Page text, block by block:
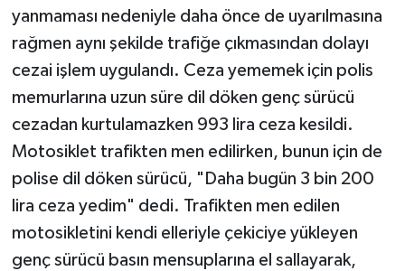
yanmaması nedeniyle daha önce de uyarılmasına
rağmen aynı şekilde trafiğe çıkmasından dolayı
cezai işlem uygulandı. Ceza yememek için polis
memurlarına uzun süre dil döken genç sürücü
cezadan kurtulamazken 993 lira ceza kesildi.
Motosiklet trafikten men edilirken, bunun için de
polise dil döken sürücü, "Daha bugün 3 bin 200
lira ceza yedim" dedi. Trafikten men edilen
motosikletini kendi elleriyle çekiciye yükleyen
genç sürücü basın mensuplarına el sallayarak,